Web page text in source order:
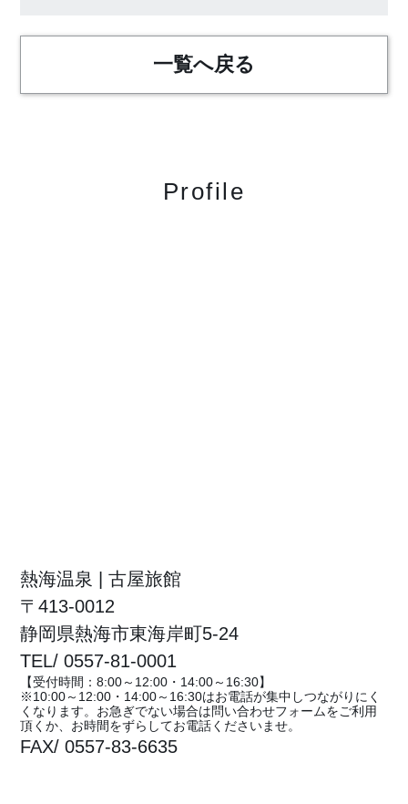
一覧へ戻る
Profile
熱海温泉 | 古屋旅館
〒413-0012
静岡県熱海市東海岸町5-24
TEL/ 0557-81-0001
【受付時間：8:00～12:00・14:00～16:30】
※10:00～12:00・14:00～16:30はお電話が集中しつながりにく
くなります。お急ぎでない場合は問い合わせフォームをご利用
頂くか、お時間をずらしてお電話くださいませ。
FAX/ 0557-83-6635